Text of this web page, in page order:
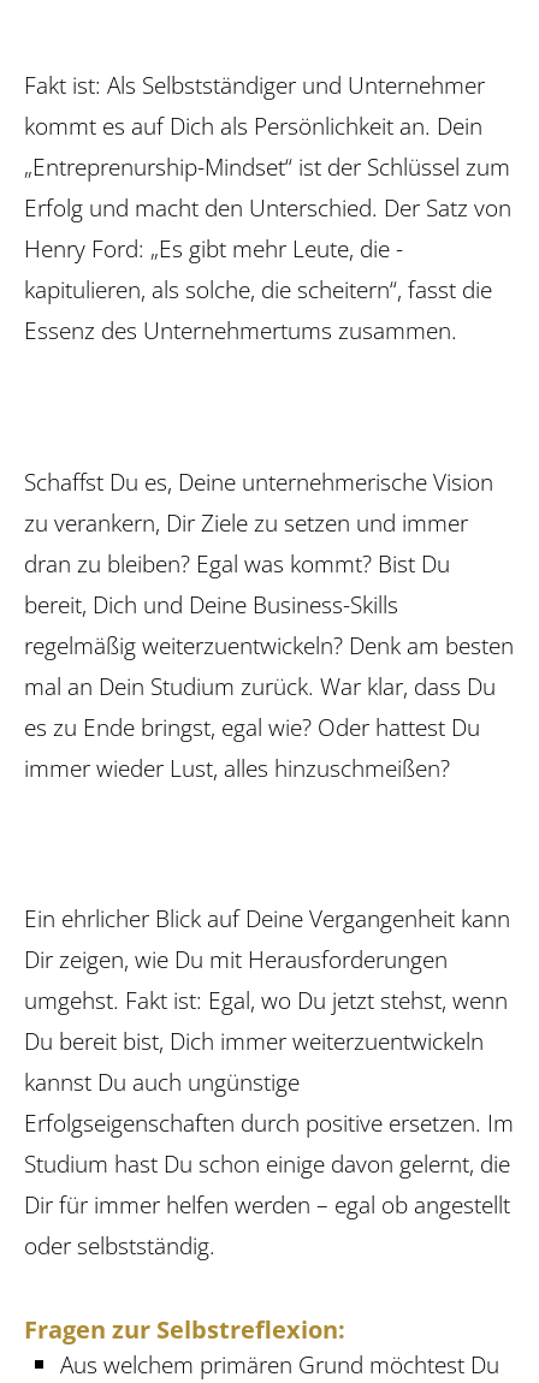
Fakt ist: Als Selbstständiger und Unternehmer
kommt es auf Dich als Persönlichkeit an. Dein
„Entreprenurship-Mindset“ ist der Schlüssel zum
Erfolg und macht den Unterschied. Der Satz von
Henry Ford: „Es gibt mehr Leute, die ­
kapitulieren, als solche, die scheitern“, fasst die
Essenz des Unternehmertums zusammen.
Schaffst Du es, Deine unternehme­rische Vision
zu verankern, Dir Ziele zu setzen und immer
dran zu bleiben? Egal was kommt? Bist Du
bereit, Dich und Deine Business-Skills
regelmäßig weiterzuentwickeln? Denk am besten
mal an Dein Studium zurück. War klar, dass Du
es zu Ende bringst, egal wie? Oder hattest Du
immer wieder Lust, alles hinzuschmeißen?
Ein ehrlicher Blick auf Deine Vergangenheit kann
Dir zeigen, wie Du mit Herausforderungen
umgehst. Fakt ist: Egal, wo Du jetzt stehst, wenn
Du bereit bist, Dich immer weiterzuentwickeln
kannst Du auch ungünstige
Erfolgseigenschaften durch positive ersetzen. Im
Studium hast Du schon einige davon gelernt, die
Dir für immer helfen werden – egal ob angestellt
oder selbstständig.
Fragen zur Selbstreflexion:
Aus welchem primären Grund möchtest Du